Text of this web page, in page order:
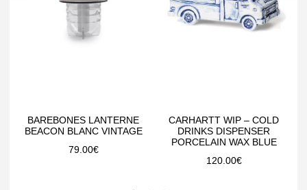
BAREBONES LANTERNE
BEACON BLANC VINTAGE
79.00€
CARHARTT WIP – COLD
DRINKS DISPENSER
PORCELAIN WAX BLUE
120.00€